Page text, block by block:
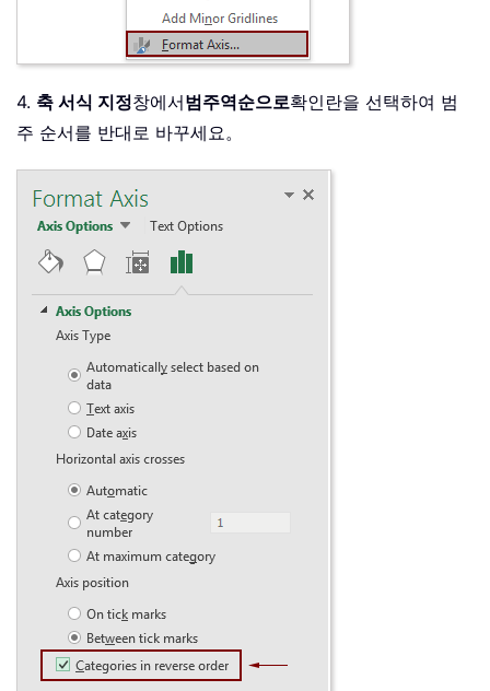
4. 축 서식 지정창에서범주역순으로확인란을 선택하여 범
주 순서를 반대로 바꾸세요。